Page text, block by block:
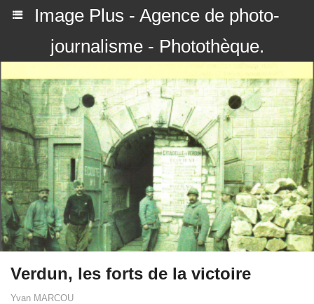
Image Plus - Agence de photo-
journalisme - Photothèque.
Verdun, les forts de la victoire
Yvan MARCOU